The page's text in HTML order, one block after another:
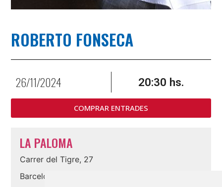
ROBERTO FONSECA
26/11/2024 20:30 hs.
COMPRAR ENTRADES
LA PALOMA
Carrer del Tigre, 27
Barcelona